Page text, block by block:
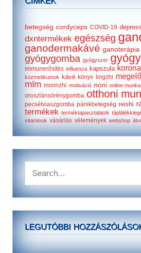
betegség cordyceps COVID-19
dxntermékek egészség
ganodermakávé ganoterápia
gyógygomba gyógyszer
immunerősítés influenza kapszula
kozmetikumok kávé könyv lingzhi
mlm morinzhi motiváció noni online munka
oroszlánsörénygomba otthoni
pecsétviaszgomba pánikbetegség reishi
termékek terméktapasztalatok
vitaminok vásárlás vélemények webshop
LEGUTÓBBI